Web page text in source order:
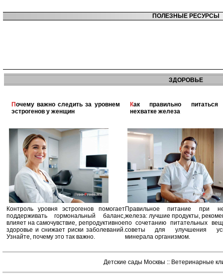
ПОЛЕЗНЫЕ РЕСУРСЫ
ЗДОРОВЬЕ
Почему важно следить за уровнем
эстрогенов у женщин
Контроль уровня эстрогенов помогает
поддерживать гормональный баланс,
влияет на самочувствие, репродуктивное
здоровье и снижает риски заболеваний.
Узнайте, почему это так важно.
Как правильно питаться при
нехватке железа
Правильное питание при
железа: лучшие продукты,
по сочетанию питательных
советы для улучшения
минерала организмом.
Детские сады Москвы :: Ветеринарные